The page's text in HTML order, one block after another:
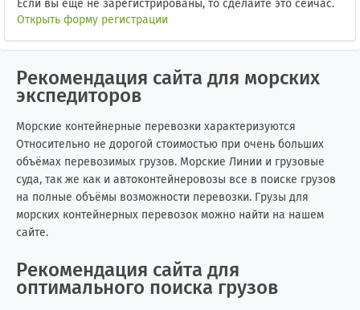
Если вы ещё не зарегистрированы, то сделайте это сейчас.
Открыть форму регистрации
Рекомендация сайта для морских
экспедиторов
Морские контейнерные перевозки характеризуются
Относительно не дорогой стоимостью при очень больших
объёмах перевозимых грузов. Морские Линии и грузовые
суда, так же как и автоконтейнеровозы все в поиске грузов
на полные объёмы возможности перевозки. Грузы для
морских контейнерных перевозок можно найти на нашем
сайте.
Рекомендация сайта для
оптимального поиска грузов